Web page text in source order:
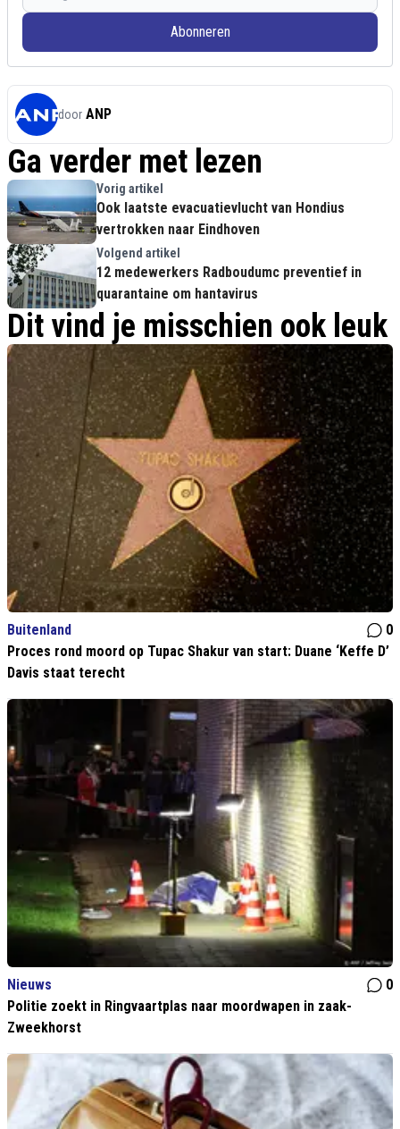
Abonneren
door ANP
Ga verder met lezen
Vorig artikel
Ook laatste evacuatievlucht van Hondius
vertrokken naar Eindhoven
Volgend artikel
12 medewerkers Radboudumc preventief in
quarantaine om hantavirus
Dit vind je misschien ook leuk
Buitenland
0
Proces rond moord op Tupac Shakur van start: Duane ‘Keffe D’
Davis staat terecht
Nieuws
0
Politie zoekt in Ringvaartplas naar moordwapen in zaak-
Zweekhorst